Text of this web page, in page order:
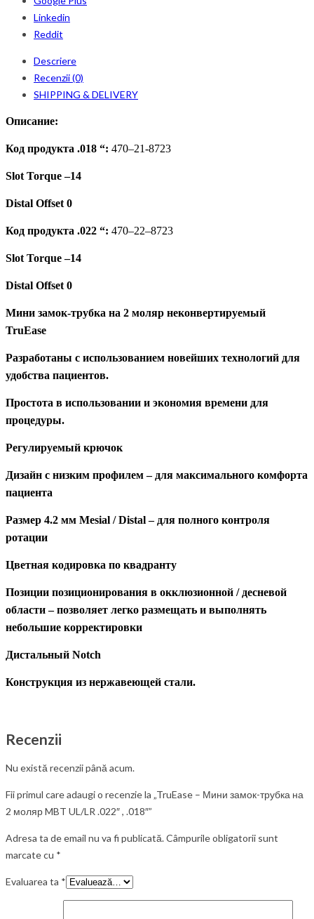
Linkedin
Reddit
Descriere
Recenzii (0)
SHIPPING & DELIVERY
Описание:
Код продукта .018 “: 470–21-8723
Slot Torque –14
Distal Offset 0
Код продукта .022 “: 470–22–8723
Slot Torque –14
Distal Offset 0
Мини замок-трубка на 2 моляр неконвертируемый
TruEase
Разработаны с использованием новейших технологий для
удобства пациентов.
Простота в использовании и экономия времени для
процедуры.
Регулируемый крючок
Дизайн с низким профилем – для максимального комфорта
пациента
Размер 4.2 мм Mesial / Distal – для полного контроля
ротации
Цветная кодировка по квадранту
Позиции позиционирования в окклюзионной / десневой
области – позволяет легко размещать и выполнять
небольшие корректировки
Дистальный Notch
Конструкция из нержавеющей стали.
Recenzii
Nu există recenzii până acum.
Fii primul care adaugi o recenzie la „TruEase – Мини замок-трубка на
2 моляр MBT UL/LR .022″ , .018″”
Adresa ta de email nu va fi publicată.Câmpurile obligatorii sunt
marcate cu *
Evaluarea ta *